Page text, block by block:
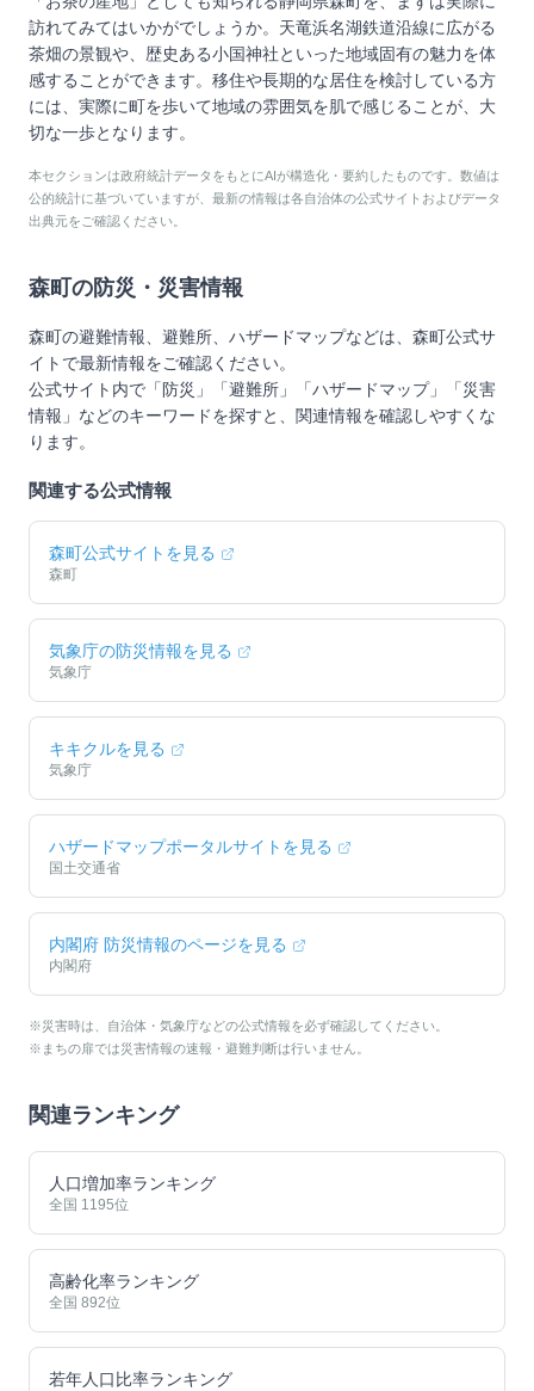
訪れてみてはいかがでしょうか。天竜浜名湖鉄道沿線に広がる
茶畑の景観や、歴史ある小国神社といった地域固有の魅力を体
感することができます。移住や長期的な居住を検討している方
には、実際に町を歩いて地域の雰囲気を肌で感じることが、大
切な一歩となります。
本セクションは政府統計データをもとにAIが構造化・要約したものです。数値は
公的統計に基づいていますが、最新の情報は各自治体の公式サイトおよびデータ
出典元をご確認ください。
森町 の防災・災害情報
森町の避難情報、避難所、ハザードマップなどは、 森町公式サ
イトで最新情報をご確認ください。
公式サイト内で「防災」「避難所」「ハザードマップ」「災害
情報」などのキーワードを探すと、関連情報を確認しやすくな
ります。
関連する公式情報
森町公式サイトを見る
森町
気象庁の防災情報を見る
気象庁
キキクルを見る
気象庁
ハザードマップポータルサイトを見る
国土交通省
内閣府 防災情報のページを見る
内閣府
※災害時は、自治体・気象庁などの公式情報を必ず確認してください。
※まちの扉では災害情報の速報・避難判断は行いません。
関連ランキング
人口増加率ランキング
全国 1195位
高齢化率ランキング
全国 892位
若年人口比率ランキング